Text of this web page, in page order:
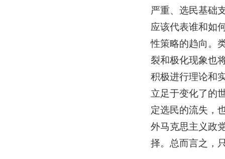
严重、选民基础
应该代表谁和如
性策略的趋向。
裂和极化现象也
积极进行理论和
立足于变化了的
定选民的流失，
外马克思主义政
择。总而言之，